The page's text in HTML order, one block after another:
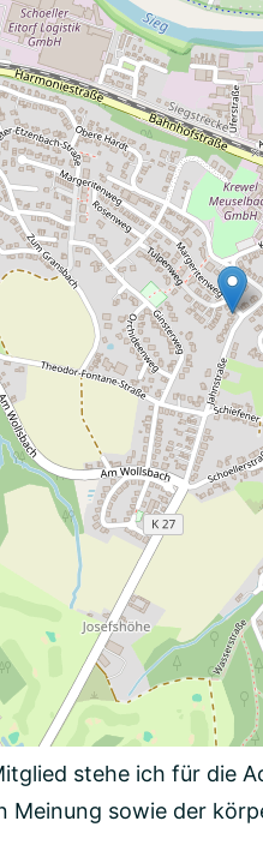
stehe ich für die
Meinung sowie der